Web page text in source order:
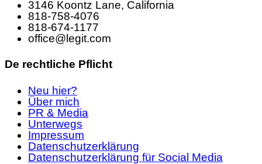
3146 Koontz Lane, California
818-758-4076
818-674-1177
office@legit.com
De rechtliche Pflicht
Neu hier?
Über mich
PR & Media
Unterwegs
Impressum
Datenschutzerklärung
Datenschutzerklärung für Social Media